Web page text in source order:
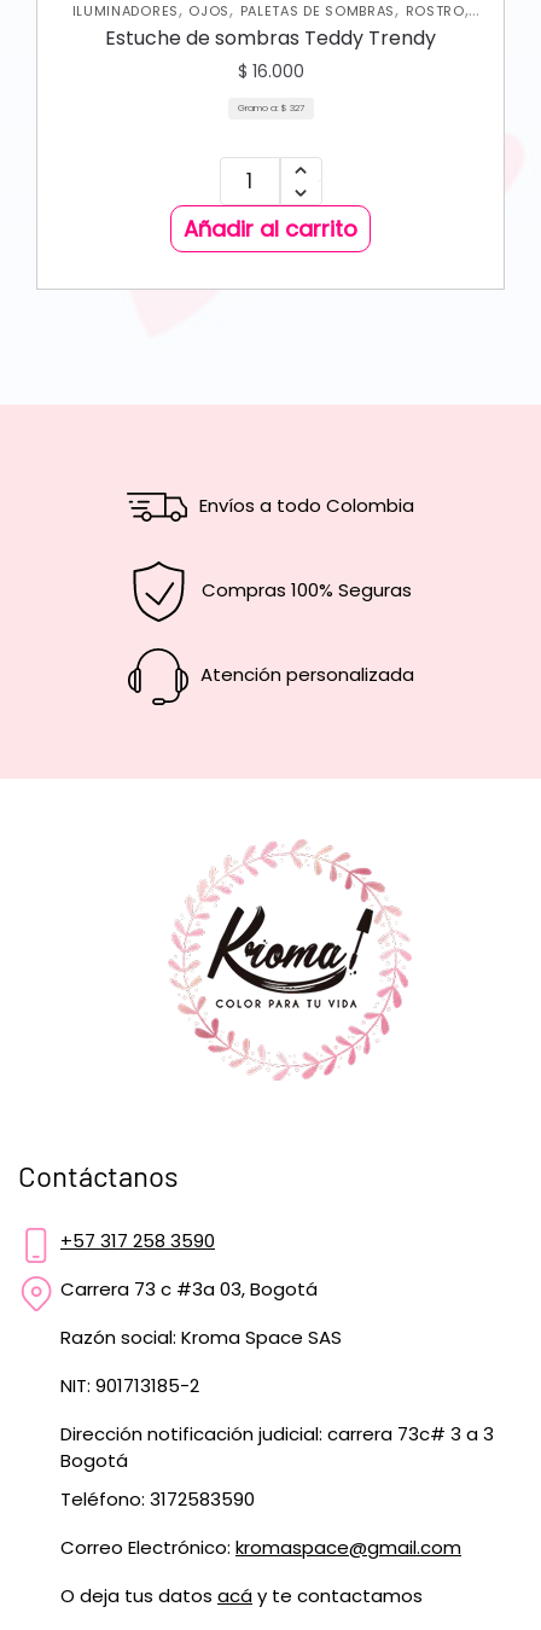
ILUMINADORES, OJOS, PALETAS DE SOMBRAS, ROSTRO,
RUBORES
Estuche de sombras Teddy Trendy
$ 16.000
Gramo a: $ 327
Añadir al carrito
Envíos a todo Colombia
Compras 100% Seguras
Atención personalizada
Contáctanos
+57 317 258 3590
Carrera 73 c #3a 03, Bogotá
Razón social: Kroma Space SAS
NIT: 901713185-2
Dirección notificación judicial: carrera 73c# 3 a 3
Bogotá
Teléfono: 3172583590
Correo Electrónico: kromaspace@gmail.com
O deja tus datos acáy te contactamos